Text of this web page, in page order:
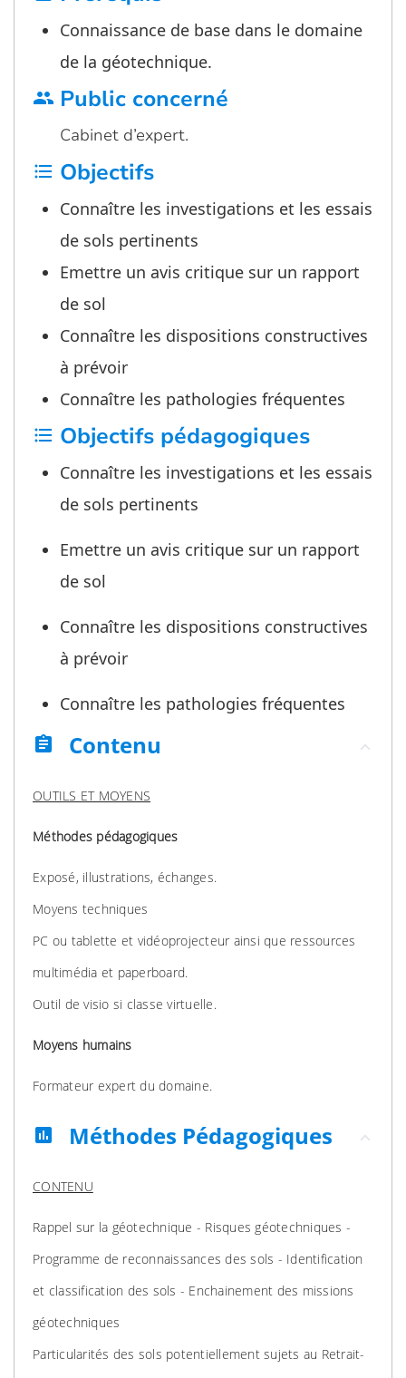
Connaissance de base dans le domaine
de la géotechnique.
group Public concerné
Cabinet d’expert.
format_list_bulleted Objectifs
Connaître les investigations et les essais
de sols pertinents
Emettre un avis critique sur un rapport
de sol
Connaître les dispositions constructives
à prévoir
Connaître les pathologies fréquentes
format_list_bulleted Objectifs pédagogiques
Connaître les investigations et les essais
de sols pertinents
Emettre un avis critique sur un rapport
de sol
Connaître les dispositions constructives
à prévoir
Connaître les pathologies fréquentes
assignment
Contenu
OUTILS ET MOYENS
Méthodes pédagogiques
Exposé, illustrations, échanges.
Moyens techniques
PC ou tablette et vidéoprojecteur ainsi que ressources
multimédia et paperboard.
Outil de visio si classe virtuelle.
Moyens humains
Formateur expert du domaine.
assessment Méthodes Pédagogiques
CONTENU
Rappel sur la géotechnique - Risques géotechniques -
Programme de reconnaissances des sols - Identification
et classification des sols - Enchainement des missions
géotechniques
Particularités des sols potentiellement sujets au Retrait-